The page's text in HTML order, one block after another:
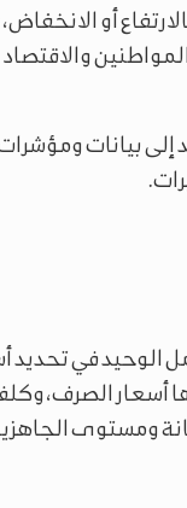
أو
إلى بيانات
في تحديد
الصرف، وكلف
ومستوى